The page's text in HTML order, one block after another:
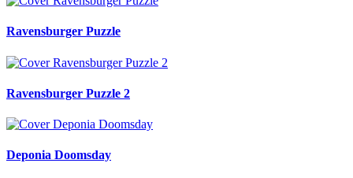
Ravensburger Puzzle
Ravensburger Puzzle 2
Deponia Doomsday